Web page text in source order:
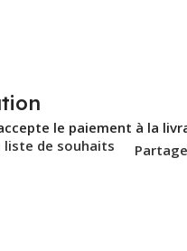
le paiement à la
liste de souhaits